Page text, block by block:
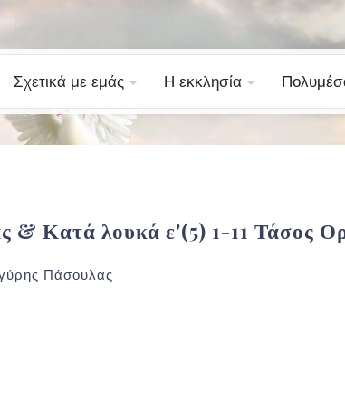
Σχετικά με εμάς Η εκκλησία
Κατά λουκά ε'(5) 1-11 Τάσος
Πάσουλας